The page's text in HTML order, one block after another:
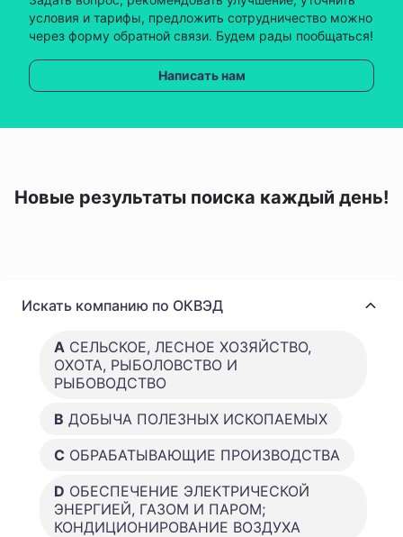
условия и тарифы, предложить сотрудничество можно
через форму обратной связи. Будем рады пообщаться!
Написать нам
Новые результаты поиска каждый день!
Искать компанию по ОКВЭД
A СЕЛЬСКОЕ, ЛЕСНОЕ ХОЗЯЙСТВО,
ОХОТА, РЫБОЛОВСТВО И
РЫБОВОДСТВО
B ДОБЫЧА ПОЛЕЗНЫХ ИСКОПАЕМЫХ
C ОБРАБАТЫВАЮЩИЕ ПРОИЗВОДСТВА
D ОБЕСПЕЧЕНИЕ ЭЛЕКТРИЧЕСКОЙ
ЭНЕРГИЕЙ, ГАЗОМ И ПАРОМ;
КОНДИЦИОНИРОВАНИЕ ВОЗДУХА